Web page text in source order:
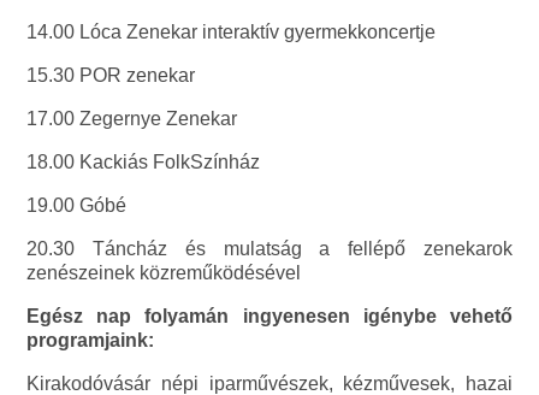
14.00 Lóca Zenekar interaktív gyermekkoncertje
15.30 POR zenekar
17.00 Zegernye Zenekar
18.00 Kackiás FolkSzínház
19.00 Góbé
20.30 Táncház és mulatság a fellépő zenekarok
zenészeinek közreműködésével
Egész nap folyamán ingyenesen igénybe vehető
programjaink:
Kirakodóvásár népi iparművészek, kézművesek, hazai